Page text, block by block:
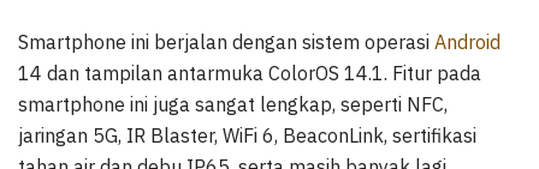
Smartphone ini berjalan dengan sistem operasi Android
14 dan tampilan antarmuka ColorOS 14.1. Fitur pada
smartphone ini juga sangat lengkap, seperti NFC,
jaringan 5G, IR Blaster, WiFi 6, BeaconLink, sertifikasi